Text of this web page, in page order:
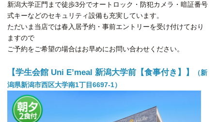
新潟大学正門まで徒歩3分でオートロック・防犯カメラ・暗証番号
式キーなどのセキュリティ設備も充実しています。
ただいま当店では春入居予約・事前エントリーを受け付けており
ますので
ご予約をご希望の場合はお早めにお問い合わせください。
【学生会館 Uni E’meal 新潟大学前【食事付き】】
（新
潟県新潟市西区大学南1丁目6697-1）